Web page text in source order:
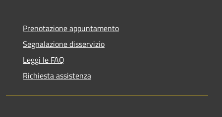
Prenotazione appuntamento
Segnalazione disservizio
Leggi le FAQ
Richiesta assistenza